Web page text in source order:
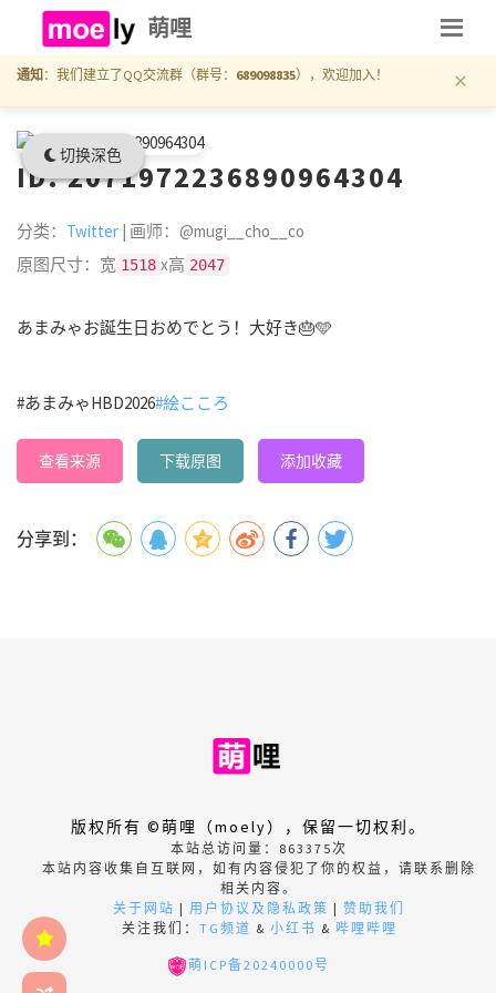
切换深色
萌哩
通知 ：我们建立了QQ交流群（群号： 689098835），欢迎加入！ ×
ID: 2071972236890964304
分类： Twitter | 画师：@mugi__cho__co
原图尺寸：宽 1518 x高 2047
あまみゃお誕生日おめでとう！大好き🎂🩵
#あまみゃHBD2026#絵こころ
查看来源 下载原图 添加收藏
分享到：
版权所有 ©萌哩（moely），保留一切权利。
本站总访问量： 863375次
本站内容收集自互联网，如有内容侵犯了你的权益，请联系删除
相关内容。
关于网站 | 用户协议及隐私政策 | 赞助我们
关注我们： TG频道 & 小红书 & 哔哩哔哩
萌ICP备20240000号